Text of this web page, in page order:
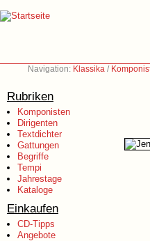
Navigation: Klassika /
Rubriken
Komponisten
Dirigenten
Textdichter
Gattungen
Begriffe
Tempi
Jahrestage
Kataloge
Einkaufen
CD-Tipps
Angebote